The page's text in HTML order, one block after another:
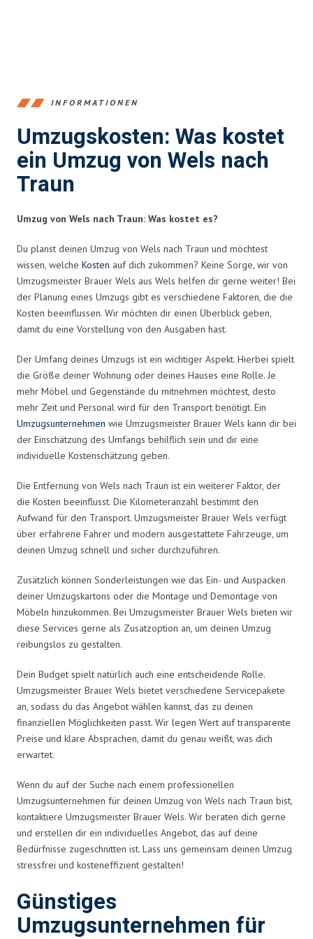
INFORMATIONEN
Umzugskosten: Was kostet
ein Umzug von Wels nach
Traun
Umzug von Wels nach Traun: Was kostet es?
Du planst deinen Umzug von Wels nach Traun und möchtest
wissen, welche Kosten auf dich zukommen? Keine Sorge, wir von
Umzugsmeister Brauer Wels aus Wels helfen dir gerne weiter! Bei
der Planung eines Umzugs gibt es verschiedene Faktoren, die die
Kosten beeinflussen. Wir möchten dir einen Überblick geben,
damit du eine Vorstellung von den Ausgaben hast.
Der Umfang deines Umzugs ist ein wichtiger Aspekt. Hierbei spielt
die Größe deiner Wohnung oder deines Hauses eine Rolle. Je
mehr Möbel und Gegenstände du mitnehmen möchtest, desto
mehr Zeit und Personal wird für den Transport benötigt. Ein
Umzugsunternehmen wie Umzugsmeister Brauer Wels kann dir bei
der Einschätzung des Umfangs behilflich sein und dir eine
individuelle Kostenschätzung geben.
Die Entfernung von Wels nach Traun ist ein weiterer Faktor, der
die Kosten beeinflusst. Die Kilometeranzahl bestimmt den
Aufwand für den Transport. Umzugsmeister Brauer Wels verfügt
über erfahrene Fahrer und modern ausgestattete Fahrzeuge, um
deinen Umzug schnell und sicher durchzuführen.
Zusätzlich können Sonderleistungen wie das Ein- und Auspacken
deiner Umzugskartons oder die Montage und Demontage von
Möbeln hinzukommen. Bei Umzugsmeister Brauer Wels bieten wir
diese Services gerne als Zusatzoption an, um deinen Umzug
reibungslos zu gestalten.
Dein Budget spielt natürlich auch eine entscheidende Rolle.
Umzugsmeister Brauer Wels bietet verschiedene Servicepakete
an, sodass du das Angebot wählen kannst, das zu deinen
finanziellen Möglichkeiten passt. Wir legen Wert auf transparente
Preise und klare Absprachen, damit du genau weißt, was dich
erwartet.
Wenn du auf der Suche nach einem professionellen
Umzugsunternehmen für deinen Umzug von Wels nach Traun bist,
kontaktiere Umzugsmeister Brauer Wels. Wir beraten dich gerne
und erstellen dir ein individuelles Angebot, das auf deine
Bedürfnisse zugeschnitten ist. Lass uns gemeinsam deinen Umzug
stressfrei und kosteneffizient gestalten!
Günstiges
Umzugsunternehmen für